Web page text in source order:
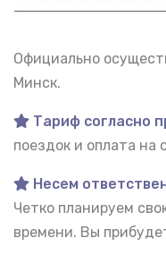
Официально
Минск.
Тариф согласно
поездок и оплата на
Несем
Четко планируем
времени. Вы